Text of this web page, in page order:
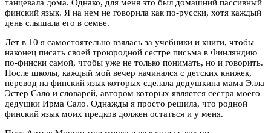
танцевала дома. Однако, для меня это был домашний пассивный
финский язык. Я на нем не говорила как по-русски, хотя каждый
день слышала его в семье.
Лет в 10 я самостоятельно взялась за учебники и книги, чтобы
наконец писать своей троюродной сестре письма в Финляндию
по-фински самой, чтобы уже не только понимать, но и говорить.
После школы, каждый мой вечер начинался с детских книжек,
перевод на финский язык которых сделала дедушкина мама Элла
Эстер Сало и словарей, автором которых является сестра моего
дедушки Ирма Сало. Однажды я просто решила, что родной
финский язык моих предков должен остаться и у меня.